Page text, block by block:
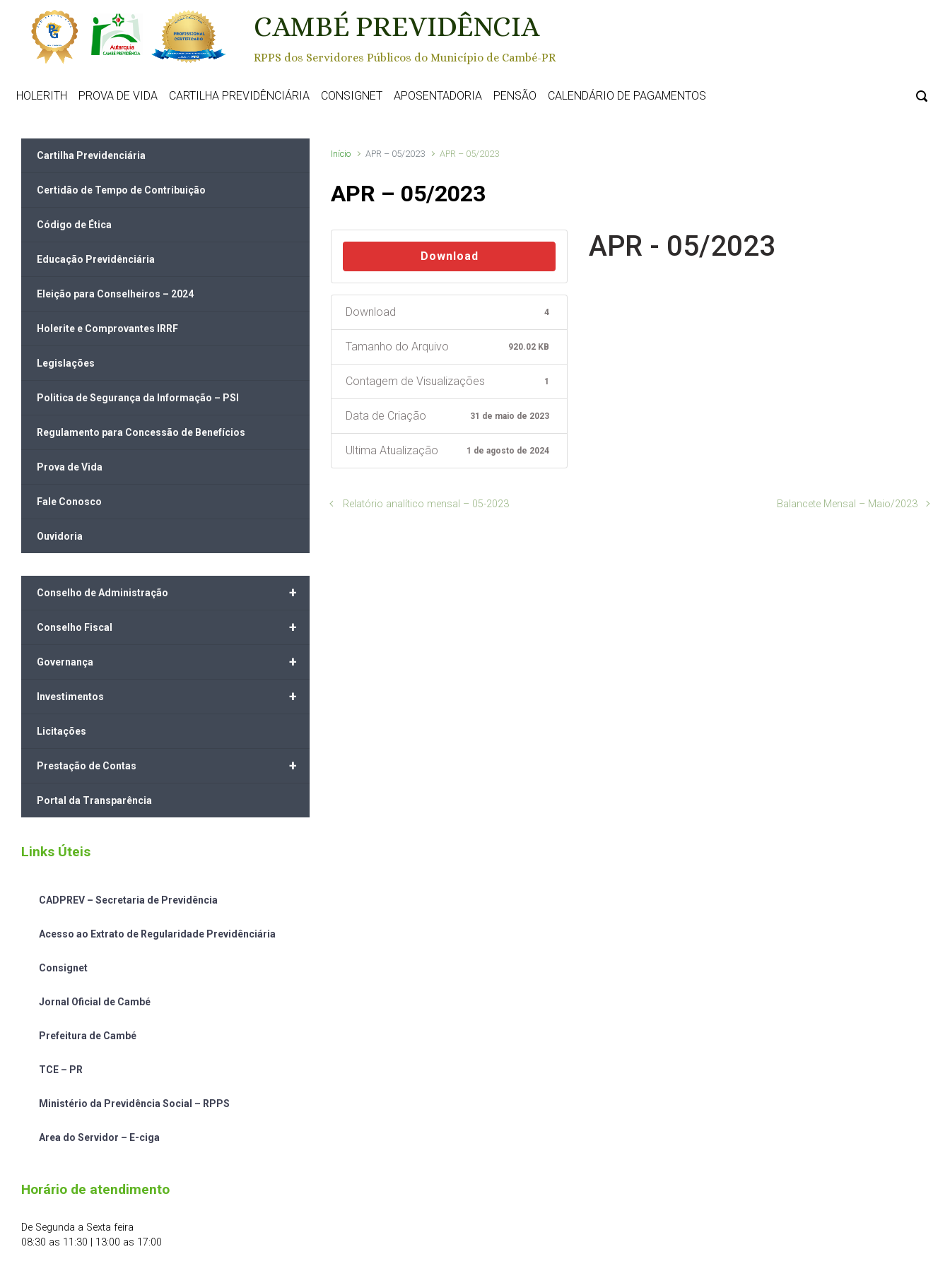
Skip to main content
CAMBÉ PREVIDÊNCIA
RPPS dos Servidores Públicos do Município de Cambé-PR
HOLERITH PROVA DE VIDA CARTILHA PREVIDÊNCIÁRIA CONSIGNET APOSENTADORIA PENSÃO CALENDÁRIO DE PAGAMENTOS
Início APR – 05/2023 APR – 05/2023
APR – 05/2023
Download
Download 4
Tamanho do Arquivo 920.02 KB
Contagem de Visualizações 1
Data de Criação 31 de maio de 2023
Ultima Atualização 1 de agosto de 2024
APR - 05/2023
Relatório analítico mensal – 05-2023 Balancete Mensal – Maio/2023
Cartilha Previdenciária
Certidão de Tempo de Contribuição
Código de Ética
Educação Previdênciária
Eleição para Conselheiros – 2024
Holerite e Comprovantes IRRF
Legislações
Politica de Segurança da Informação – PSI
Regulamento para Concessão de Benefícios
Prova de Vida
Fale Conosco
Ouvidoria
+
Conselho de Administração
+
Conselho Fiscal
+
Governança
+
Investimentos
Licitações
+
Prestação de Contas
Portal da Transparência
Links Úteis
CADPREV – Secretaria de Previdência
Acesso ao Extrato de Regularidade Previdênciária
Consignet
Jornal Oficial de Cambé
Prefeitura de Cambé
TCE – PR
Ministério da Previdência Social – RPPS
Area do Servidor – E-ciga
Horário de atendimento
De Segunda a Sexta feira
08:30 as 11:30 | 13:00 as 17:00